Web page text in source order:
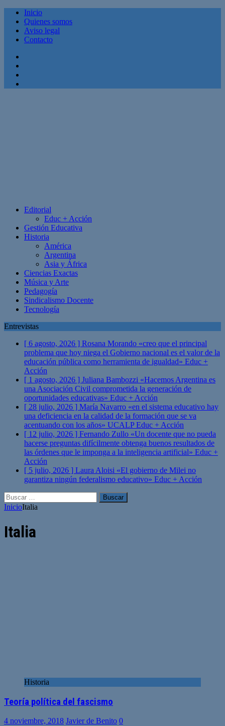
Inicio
Quienes somos
Aviso legal
Contacto
Editorial
Educ + Acción
Gestión Educativa
Historia
América
Argentina
Asia y África
Ciencias Exactas
Música y Arte
Pedagogía
Sindicalismo Docente
Tecnología
Entrevistas
[ 6 agosto, 2026 ] Rosana Morando «creo que el principal
problema que hoy niega el Gobierno nacional es el valor de la
educación pública como herramienta de igualdad» Educ +
Acción
[ 1 agosto, 2026 ] Juliana Bambozzi «Hacemos Argentina es
una Asociación Civil comprometida la generación de
oportunidades educativas» Educ + Acción
[ 28 julio, 2026 ] María Navarro «en el sistema educativo hay
una deficiencia en la calidad de la formación que se va
acentuando con los años» UCALPEduc + Acción
[ 12 julio, 2026 ] Fernando Zullo «Un docente que no pueda
hacerse preguntas difícilmente obtenga buenos resultados de
las órdenes que le imponga a la inteligencia artificial» Educ +
Acción
[ 5 julio, 2026 ] Laura Aloisi «El gobierno de Milei no
garantiza ningún federalismo educativo» Educ + Acción
Buscar:
InicioItalia
Italia
Historia
Teoría política del fascismo
4 noviembre, 2018 Javier de Benito 0